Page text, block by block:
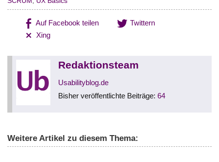
Auf Facebook teilen
Twittern
Xing
Redaktionsteam
Usabilityblog.de
Bisher veröffentlichte Beiträge:64
Weitere Artikel zu diesem Thema: